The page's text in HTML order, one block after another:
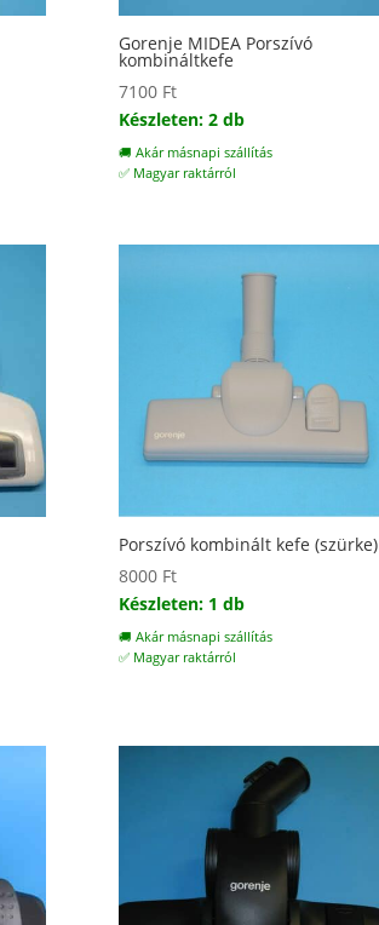
Gorenje MIDEA Porszívó
kombináltkefe
7100 Ft
Készleten: 2 db
🚚 Akár másnapi szállítás
✅ Magyar raktárról
Porszívó kombinált kefe (szürke)
8000 Ft
Készleten: 1 db
🚚 Akár másnapi szállítás
✅ Magyar raktárról